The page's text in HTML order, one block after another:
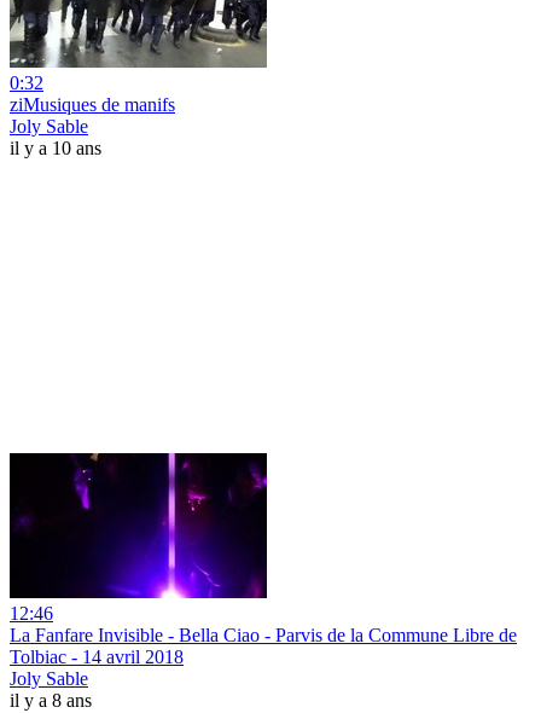
0:32
ziMusiques de manifs
Joly Sable
il y a 10 ans
12:46
La Fanfare Invisible - Bella Ciao - Parvis de la Commune Libre de
Tolbiac - 14 avril 2018
Joly Sable
il y a 8 ans